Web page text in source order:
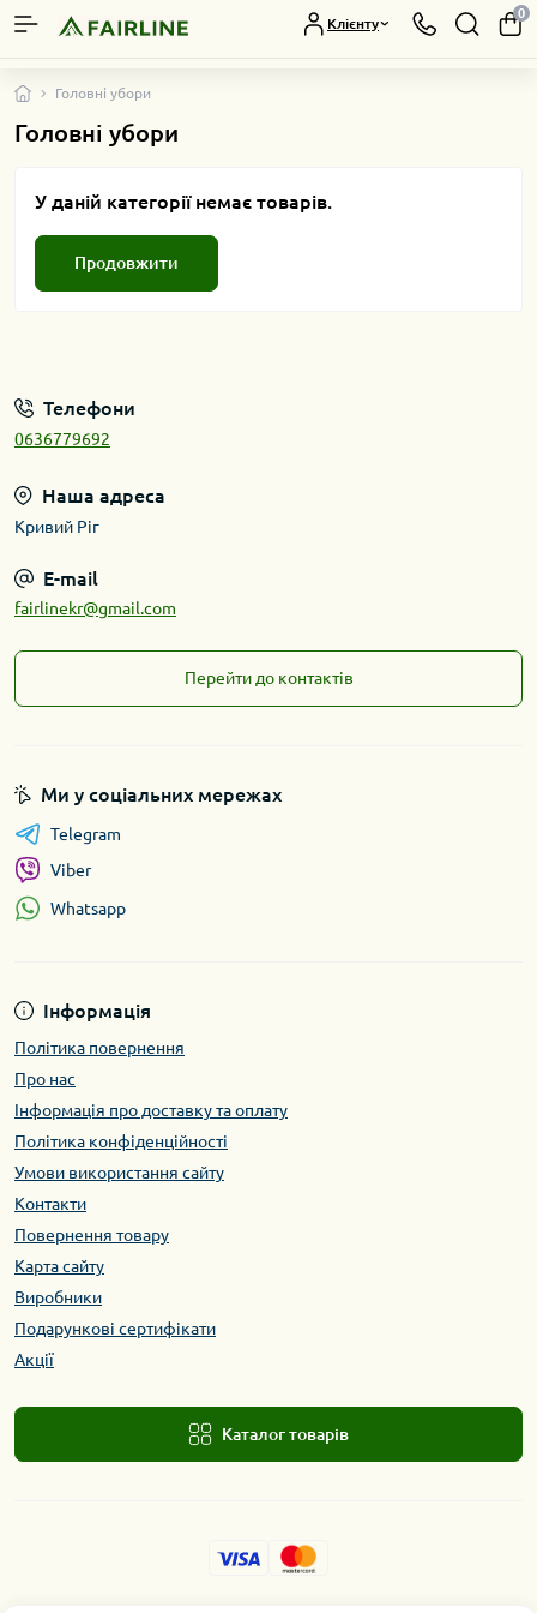
Клієнту
0
Головні убори
Головні убори
У даній категорії немає товарів.
Продовжити
Телефони
0636779692
Наша адреса
Кривий Ріг
E-mail
fairlinekr@gmail.com
Перейти до контактів
Інформація
Політика повернення
Про нас
Інформація про доставку та оплату
Політика конфіденційності
Умови використання сайту
Контакти
Повернення товару
Карта сайту
Виробники
Подарункові сертифікати
Акції
Каталог товарів
Ми у соціальних мережах
Telegram
Viber
Whatsapp